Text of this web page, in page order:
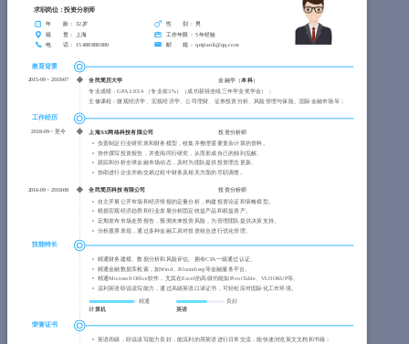
求职岗位：投资分析师
年 龄 ： 32岁 性 别 ： 男
籍 贯 ： 上海 工作年限 ： 5年经验
电 话 ： 15488888880 邮 箱 ： qmjianli@qq.com
教育背景
2015-09~ 2018-07 全民简历大学 金融学（本科）
专业成绩：GPA 3.83/4 （专业前3%）（成功获得连续三年学业奖学金）；
主修课程：微观经济学、宏观经济学、公司理财、证券投资分析、风险管理与保险、国际金融市场等；
工作经历
2018-09~ 至今 上海XX网络科技有限公司 投资分析师
负责制定行业研究表和财务模型，收集并整理需要复杂计算的资料。
协作撰写投资报告，并査阅同行研究，从而形成自己的独到见解。
跟踪和分析全球金融市场动态，及时为团队提供投资理念更新。
协助进行企业并购交易过程中财务及相关方面的尽职调查。
2016-09~ 2018-08 全民简历科技有限公司
投资分析师
自主开展公开市场和经济情报的定量分析，构建投资论证和策略模型。
根据宏观经济趋势和行业发展分析固定收益产品和权益资产。
定期发布市场走势报告，预测未来投资风险，为管理团队提供决策支持。
分析股票表现，通过多种金融工具对投资组合进行优化管理。
技能特长
精通财务建模、数据分析和风险评估。拥有CFA一级通过认证。
精通金融数据库检索，如Wind、Bloomberg等金融服务平台。
精通Microsoft Office软件，尤其在Excel的高级功能如PivotTable、VLOOKUP等。
流利英语听说读写能力，通过高级英语口译证书，可轻松应对国际化工作环境。
计算机
精通
英语
良好
荣誉证书
英语四级，听说读写能力良好，能流利的用英语进行日常交流，能快速浏览英文文档和书籍；